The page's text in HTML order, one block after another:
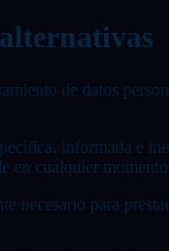
de datos
informada e
en cualquier
necesario para